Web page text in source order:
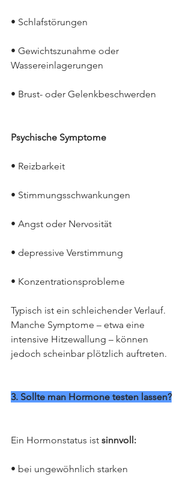
• Schlafstörungen
• Gewichtszunahme oder
Wassereinlagerungen
• Brust- oder Gelenkbeschwerden
Psychische Symptome
• Reizbarkeit
• Stimmungsschwankungen
• Angst oder Nervosität
• depressive Verstimmung
• Konzentrationsprobleme
Typisch ist ein schleichender Verlauf.
Manche Symptome – etwa eine
intensive Hitzewallung – können
jedoch scheinbar plötzlich auftreten.
3. Sollte man Hormone testen lassen?
Ein Hormonstatus ist sinnvoll:
• bei ungewöhnlich starken